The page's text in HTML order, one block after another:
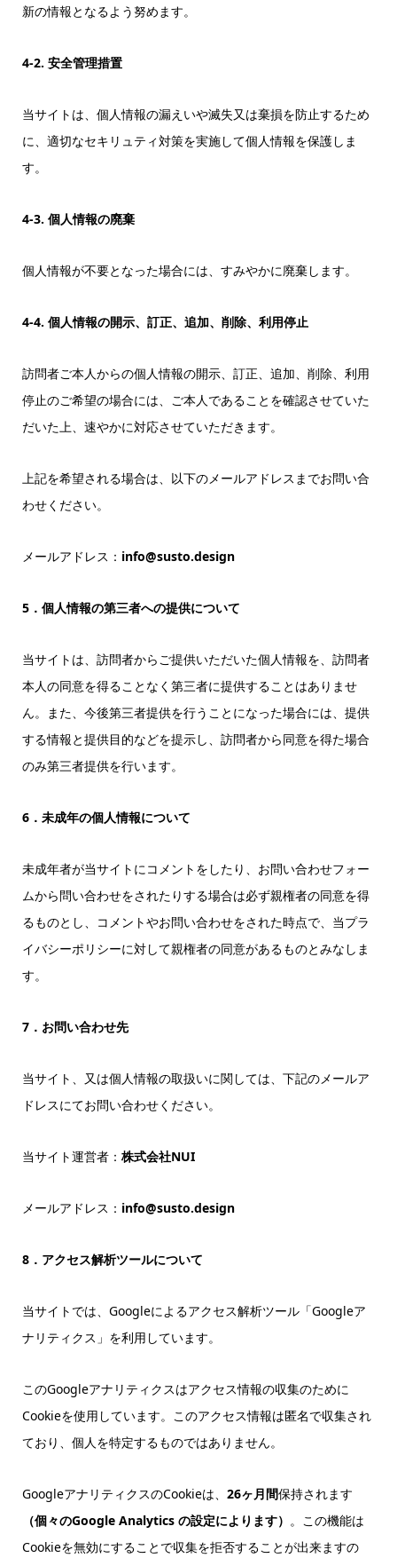
新の情報となるよう努めます。
4-2. 安全管理措置
当サイトは、個人情報の漏えいや滅失又は棄損を防止するため
に、適切なセキリュティ対策を実施して個人情報を保護しま
す。
4-3. 個人情報の廃棄
個人情報が不要となった場合には、すみやかに廃棄します。
4-4. 個人情報の開示、訂正、追加、削除、利用停止
訪問者ご本人からの個人情報の開示、訂正、追加、削除、利用
停止のご希望の場合には、ご本人であることを確認させていた
だいた上、速やかに対応させていただきます。
上記を希望される場合は、以下のメールアドレスまでお問い合
わせください。
メールアドレス： info@susto.design
5．個人情報の第三者への提供について
当サイトは、訪問者からご提供いただいた個人情報を、訪問者
本人の同意を得ることなく第三者に提供することはありませ
ん。また、今後第三者提供を行うことになった場合には、提供
する情報と提供目的などを提示し、訪問者から同意を得た場合
のみ第三者提供を行います。
6．未成年の個人情報について
未成年者が当サイトにコメントをしたり、お問い合わせフォー
ムから問い合わせをされたりする場合は必ず親権者の同意を得
るものとし、コメントやお問い合わせをされた時点で、当プラ
イバシーポリシーに対して親権者の同意があるものとみなしま
す。
7．お問い合わせ先
当サイト、又は個人情報の取扱いに関しては、下記のメールア
ドレスにてお問い合わせください。
当サイト運営者： 株式会社NUI
メールアドレス： info@susto.design
8．アクセス解析ツールについて
当サイトでは、Googleによるアクセス解析ツール「Googleア
ナリティクス」を利用しています。
このGoogleアナリティクスはアクセス情報の収集のために
Cookieを使用しています。このアクセス情報は匿名で収集され
ており、個人を特定するものではありません。
GoogleアナリティクスのCookieは、 26ヶ月間保持されます
（個々のGoogle Analytics の設定によります） 。この機能は
Cookieを無効にすることで収集を拒否することが出来ますの